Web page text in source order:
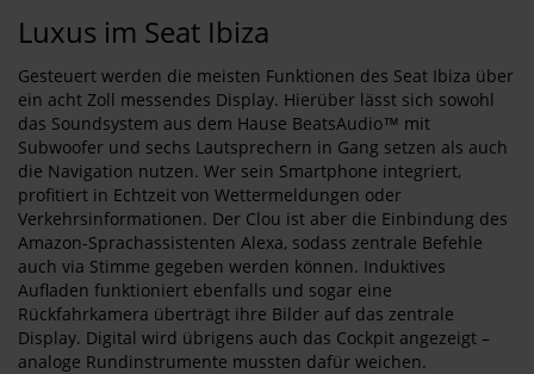
Luxus im Seat Ibiza
Gesteuert werden die meisten Funktionen des Seat Ibiza über
ein acht Zoll messendes Display. Hierüber lässt sich sowohl
das Soundsystem aus dem Hause BeatsAudio™ mit
Subwoofer und sechs Lautsprechern in Gang setzen als auch
die Navigation nutzen. Wer sein Smartphone integriert,
profitiert in Echtzeit von Wettermeldungen oder
Verkehrsinformationen. Der Clou ist aber die Einbindung des
Amazon-Sprachassistenten Alexa, sodass zentrale Befehle
auch via Stimme gegeben werden können. Induktives
Aufladen funktioniert ebenfalls und sogar eine
Rückfahrkamera überträgt ihre Bilder auf das zentrale
Display. Digital wird übrigens auch das Cockpit angezeigt –
analoge Rundinstrumente mussten dafür weichen.